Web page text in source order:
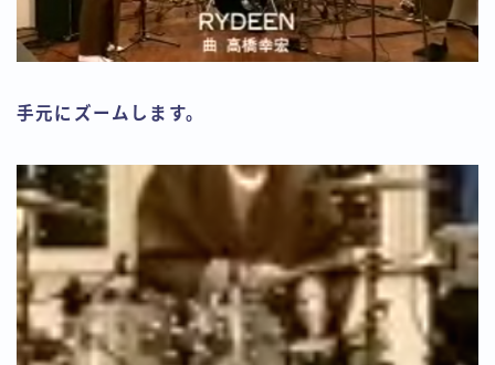
手元にズームします。